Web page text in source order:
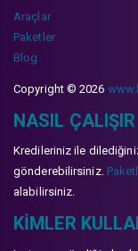
Araçlar
Paketler
Blog
Copyright © 2026
NASIL ÇALIŞIR
Kredileriniz ile
gönderebilirsiniz.
alabilirsiniz.
KIMLER